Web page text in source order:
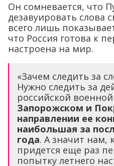
Он сомневается, что
дезавуировать слова
всего лишь
что Россия готова к
настроена на мир.
«Зачем следить за
Нужно следить за
российской
Запорожском и
направлении ее
наибольшая за
года. А значит нам,
придется еще раз
попытку летнего